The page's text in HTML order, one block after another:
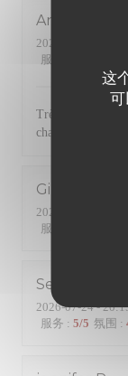
这
可
Anne
2026-07-31
-
服务
Très bonne
chaleureux et
Gilles
2026-07-24
服务
Serge
2026-07-24-
服务 : 5/5 氛围 :